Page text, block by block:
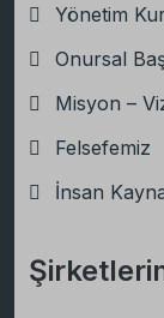
Yönetim
Onursal
Misyon –
Felsefemiz
İnsan